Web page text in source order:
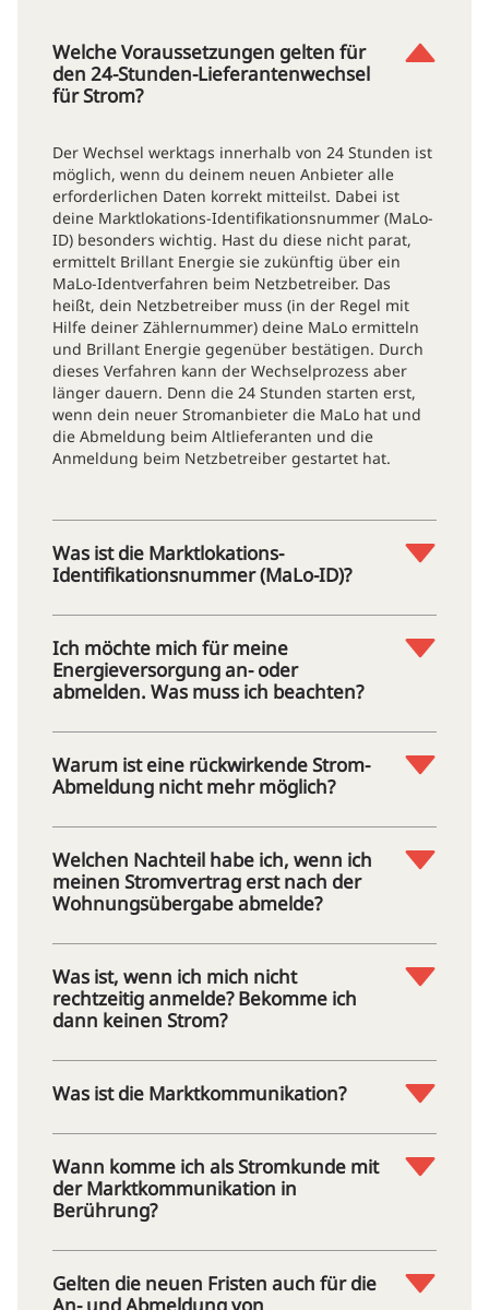
Welche Voraussetzungen gelten für
den 24-Stunden-Lieferantenwechsel
für Strom?
Der Wechsel werktags innerhalb von 24 Stunden ist
möglich, wenn du deinem neuen Anbieter alle
erforderlichen Daten korrekt mitteilst. Dabei ist
deine Marktlokations-Identifikationsnummer (MaLo-
ID) besonders wichtig. Hast du diese nicht parat,
ermittelt Brillant Energie sie zukünftig über ein
MaLo-Identverfahren beim Netzbetreiber. Das
heißt, dein Netzbetreiber muss (in der Regel mit
Hilfe deiner Zählernummer) deine MaLo ermitteln
und Brillant Energie gegenüber bestätigen. Durch
dieses Verfahren kann der Wechselprozess aber
länger dauern. Denn die 24 Stunden starten erst,
wenn dein neuer Stromanbieter die MaLo hat und
die Abmeldung beim Altlieferanten und die
Anmeldung beim Netzbetreiber gestartet hat.
Was ist die Marktlokations-
Identifikationsnummer (MaLo-ID)?
Ich möchte mich für meine
Energieversorgung an- oder
abmelden. Was muss ich beachten?
Warum ist eine rückwirkende Strom-
Abmeldung nicht mehr möglich?
Welchen Nachteil habe ich, wenn ich
meinen Stromvertrag erst nach der
Wohnungsübergabe abmelde?
Was ist, wenn ich mich nicht
rechtzeitig anmelde? Bekomme ich
dann keinen Strom?
Was ist die Marktkommunikation?
Wann komme ich als Stromkunde mit
der Marktkommunikation in
Berührung?
Gelten die neuen Fristen auch für die